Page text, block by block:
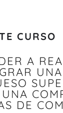
CURSO
A
DE